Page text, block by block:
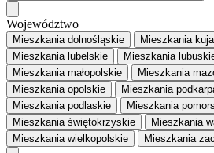
Województwo
Mieszkania dolnośląskie
Mieszkania
Mieszkania lubelskie
Mieszkania
Mieszkania małopolskie
Mieszkania
Mieszkania opolskie
Mieszkania
Mieszkania podlaskie
Mieszkania
Mieszkania świętokrzyskie
Mieszkania
Mieszkania wielkopolskie
Mieszkania